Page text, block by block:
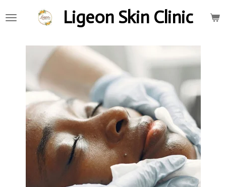
direct
hoofdinhoud
Ligeon Skin Clinic